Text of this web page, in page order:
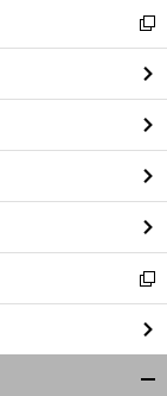
閉
る
新
し
い
ウ
ィ
ン
ド
ウ
で
開
く
新
し
い
ウ
ィ